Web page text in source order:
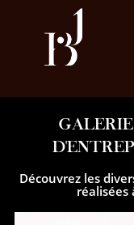
GALERIE
Découvrez les
réalisées